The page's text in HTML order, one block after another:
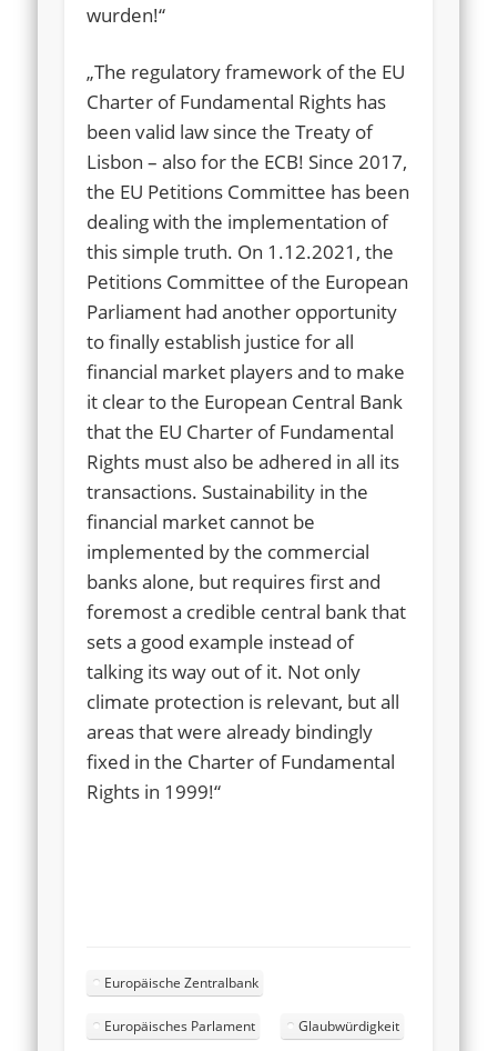
wurden!“
„The regulatory framework of the EU
Charter of Fundamental Rights has
been valid law since the Treaty of
Lisbon – also for the ECB! Since 2017,
the EU Petitions Committee has been
dealing with the implementation of
this simple truth. On 1.12.2021, the
Petitions Committee of the European
Parliament had another opportunity
to finally establish justice for all
financial market players and to make
it clear to the European Central Bank
that the EU Charter of Fundamental
Rights must also be adhered in all its
transactions. Sustainability in the
financial market cannot be
implemented by the commercial
banks alone, but requires first and
foremost a credible central bank that
sets a good example instead of
talking its way out of it. Not only
climate protection is relevant, but all
areas that were already bindingly
fixed in the Charter of Fundamental
Rights in 1999!“
Europäische Zentralbank
Europäisches Parlament Glaubwürdigkeit